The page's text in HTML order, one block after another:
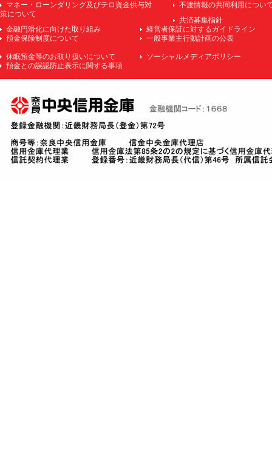
マネー・ローンダリング及びテロ資金供与対
策について
不渡情報の共同利用につい
共済募集指針
金融円滑化に向けた取り組み
経営者保証に対するガイドライン
預金保険制度について
一般事業主行動計画の公表
休眠預金等のお取り扱いについて
ソーシャルメディアポリシー
預金との誤認防止表示に関する事項